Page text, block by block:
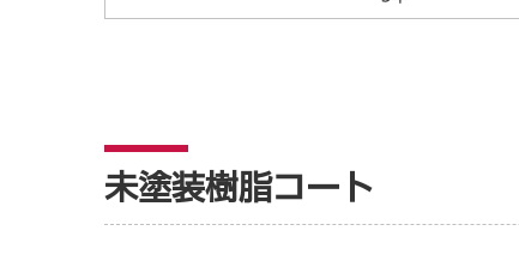
未塗装樹脂コート